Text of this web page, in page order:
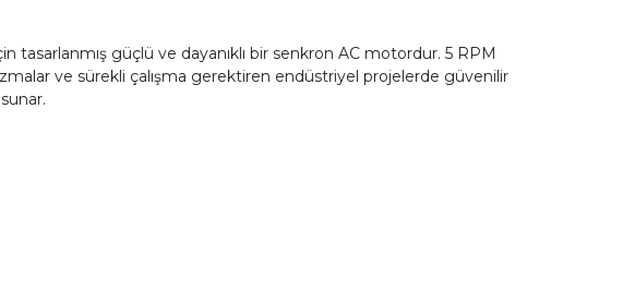
güçlü ve dayanıklı bir senkron AC motordur. 5 RPM
ve sürekli çalışma gerektiren endüstriyel projelerde güvenilir